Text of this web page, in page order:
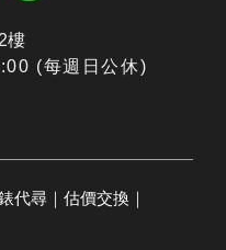
樓
(每週日公休)
代尋 ｜ 估價交換 ｜